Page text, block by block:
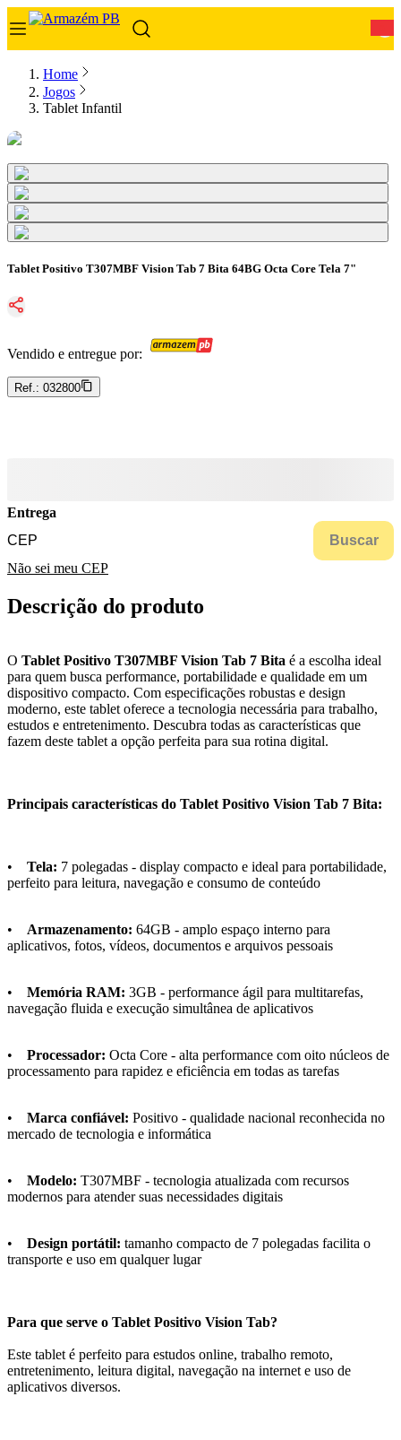
Home
Jogos
Tablet Infantil
Tablet Positivo T307MBF Vision Tab 7 Bita 64BG Octa Core Tela 7"
Vendido e entregue por:
Ref.: 032800
Entrega
Buscar
Não sei meu CEP
Descrição do produto
O Tablet Positivo T307MBF Vision Tab 7 Bita é a escolha ideal
para quem busca performance, portabilidade e qualidade em um
dispositivo compacto. Com especificações robustas e design
moderno, este tablet oferece a tecnologia necessária para trabalho,
estudos e entretenimento. Descubra todas as características que
fazem deste tablet a opção perfeita para sua rotina digital.
Principais características do Tablet Positivo Vision Tab 7 Bita:
• Tela: 7 polegadas - display compacto e ideal para portabilidade,
perfeito para leitura, navegação e consumo de conteúdo
• Armazenamento: 64GB - amplo espaço interno para
aplicativos, fotos, vídeos, documentos e arquivos pessoais
• Memória RAM: 3GB - performance ágil para multitarefas,
navegação fluida e execução simultânea de aplicativos
• Processador: Octa Core - alta performance com oito núcleos de
processamento para rapidez e eficiência em todas as tarefas
• Marca confiável: Positivo - qualidade nacional reconhecida no
mercado de tecnologia e informática
• Modelo: T307MBF - tecnologia atualizada com recursos
modernos para atender suas necessidades digitais
• Design portátil: tamanho compacto de 7 polegadas facilita o
transporte e uso em qualquer lugar
Para que serve o Tablet Positivo Vision Tab?
Este tablet é perfeito para estudos online, trabalho remoto,
entretenimento, leitura digital, navegação na internet e uso de
aplicativos diversos.